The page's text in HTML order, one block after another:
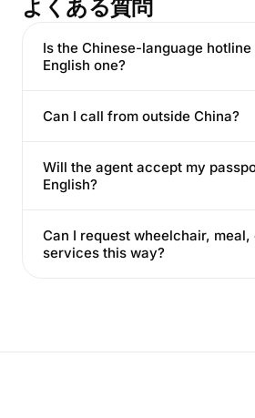
よくある質問
Is the Chinese-language
English one?
Can I call from outside China?
Will the agent accept my
English?
Can I request wheelchair,
services this way?